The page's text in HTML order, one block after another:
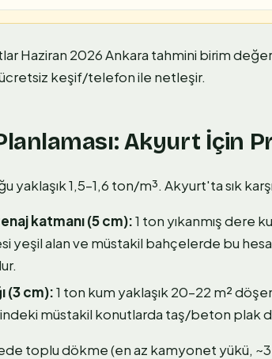
Haziran 2026 Ankara tahmini birim
keşif/telefon ile netleşir.
Akyurt İçin
yaklaşık 1,5–1,6 ton/m³. Akyurt'ta sık
katmanı (5 cm):1 ton yıkanmış dere
yeşil alan ve müstakil bahçelerde bu
(3 cm):1 ton kum yaklaşık 20–22 m²
müstakil konutlarda taş/beton plak
toplu dökme (en az kamyonet yükü,